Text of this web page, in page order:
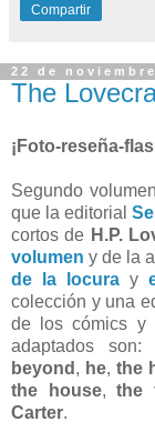
Compartir
22 de
The
¡Foto-reseña-
Segundo
que la editorial
cortos de H.P.
volumen y de la
de la locuray
colección y una
de los cómics y
adaptados son:
beyond , he,the
the house,the
Carter.